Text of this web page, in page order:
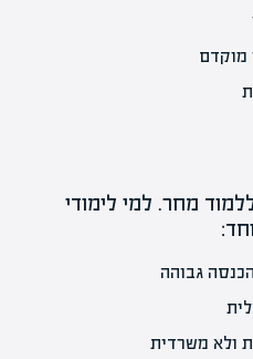
מוקדם
מחר. למי לימודי
גבוהה
ולא משרדית